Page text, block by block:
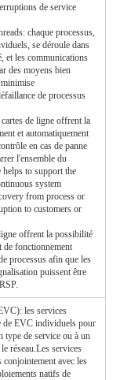
de service
chaque processus,
se déroule dans
et les communications
des moyens bien
de processus
de ligne offrent la
et automatiquement
en cas de panne
l'ensemble du
to support the
system
from process or
to customers or
offrent la possibilité
de fonctionnement
processus afin que les
puissent être
les services
de EVC individuels pour
type de service ou à un
réseau.Les services
avec les
natifs de